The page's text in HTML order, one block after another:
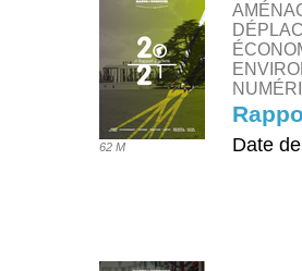
62 M Date